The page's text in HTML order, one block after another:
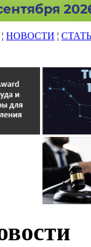
¦ НОВОСТИ ¦